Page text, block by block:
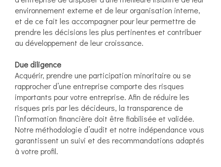
environnement externe et de leur organisation interne,
et de ce fait les accompagner pour leur permettre de
prendre les décisions les plus pertinentes et contribuer
au développement de leur croissance.
Due diligence
Acquérir, prendre une participation minoritaire ou se
rapprocher d’une entreprise comporte des risques
importants pour votre entreprise. Afin de réduire les
risques pris par les décideurs, la transparence de
l’information financière doit être fiabilisée et validée.
Notre méthodologie d’audit et notre indépendance vous
garantissent un suivi et des recommandations adaptés
à votre profil.